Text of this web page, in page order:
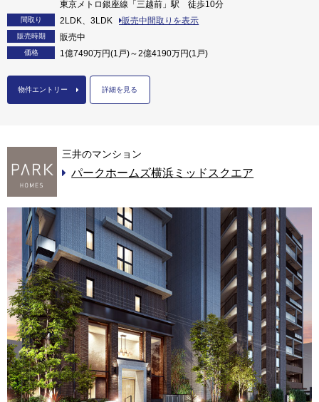
東京メトロ銀座線「三越前」駅 徒歩10分
間取り 2LDK、3LDK 販売中間取りを表示
販売時期 販売中
価格 1億7490万円(1戸)～2億4190万円(1戸)
物件エントリー 詳細を見る
三井のマンション
パークホームズ横浜ミッドスクエア